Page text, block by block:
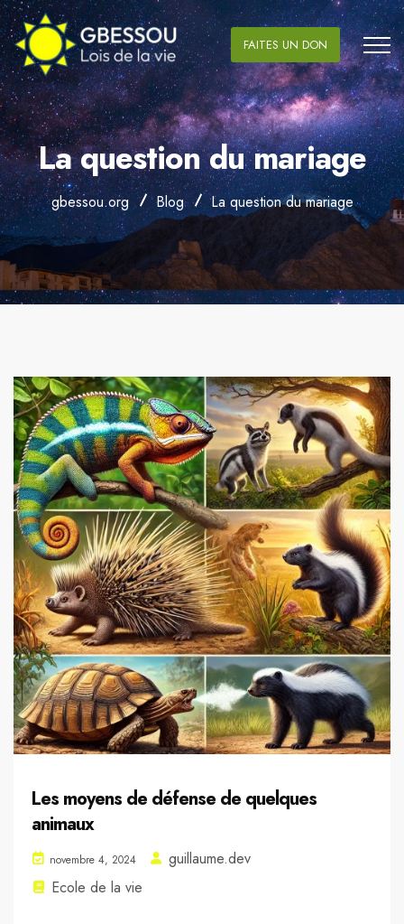
FAITES UN DON
La question du mariage
gbessou.org Blog La question du mariage
Les moyens de défense de quelques
animaux
novembre 4, 2024
guillaume.dev
Ecole de la vie